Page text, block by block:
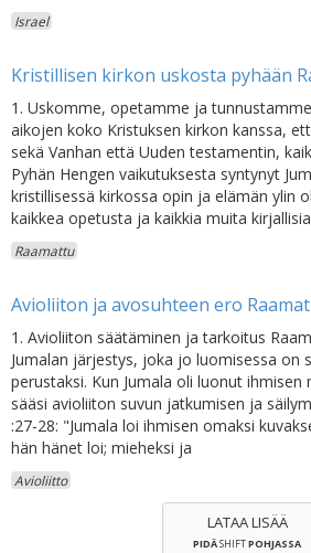
Israel
Kristillisen kirkon uskosta pyhään
1. Uskomme, opetamme ja
aikojen koko Kristuksen kirkon kanssa,
sekä Vanhan että Uuden testamentin,
Pyhän Hengen vaikutuksesta syntynyt
kristillisessä kirkossa opin ja elämän ylin
kaikkea opetusta ja kaikkia muita
Raamattu
Avioliiton ja avosuhteen ero
1. Avioliiton säätäminen ja tarkoitus
Jumalan järjestys, joka jo luomisessa on
perustaksi. Kun Jumala oli luonut ihmisen
sääsi avioliiton suvun jatkumisen ja
:27-28: "Jumala loi ihmisen omaksi
hän hänet loi; mieheksi ja
Avioliitto
LATAA LISÄÄ
PIDÄSHIFTPOHJASSA